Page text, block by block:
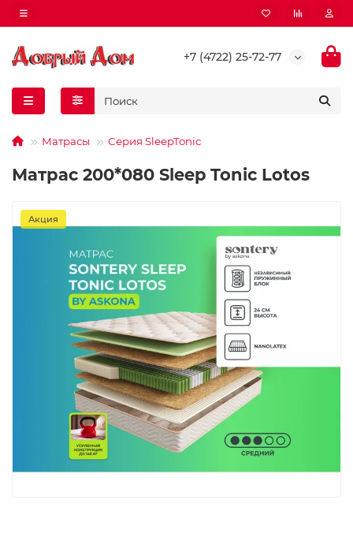
+7 (4722) 25-72-77
Матрасы Серия SleepTonic
Матрас 200*080 Sleep Tonic Lotos
Акция